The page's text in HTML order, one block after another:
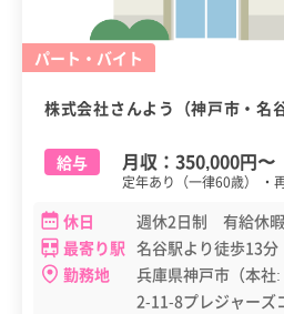
パート・バイト
株式会社さんよう（神戸市・名谷
給与 月収： 350,000円〜
定年あり（一律60歳） ・
休日
週休2日制 有給休
最寄り駅 名谷駅より徒歩13分
勤務地
兵庫県神戸市（本社
2-11-8プレジャーズ